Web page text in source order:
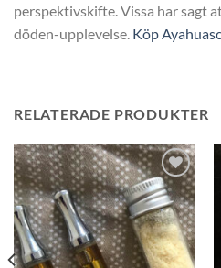
perspektivskifte. Vissa har sagt
döden-upplevelse. Köp
RELATERADE PRODUKTER
Add to
wishlist